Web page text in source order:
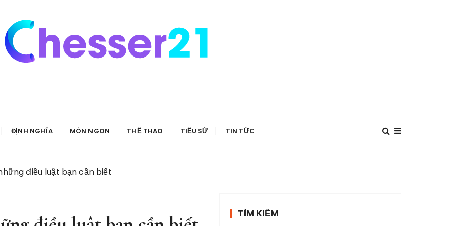
ĐỊNH NGHĨA MÓN NGON THỂ THAO TIỂU SỬ TIN TỨC
điều luật bạn cần biết
TÌM KIẾM